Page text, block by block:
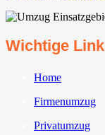
Wichtige
Home
Firmenumzug
Privatumzug